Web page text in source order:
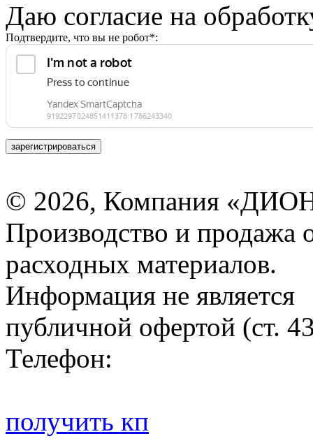
Даю согласие на
Подтвердите, что вы не робот*:
зарегистрироваться
© 2026, Компания
Производство и продажа
расходных материалов.
Информация не является
публичной офертой (ст.
Телефон:
получить кп